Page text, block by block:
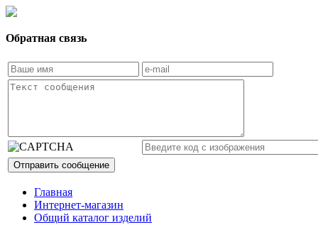
Обратная связь
Главная
Интернет-магазин
Общий каталог изделий